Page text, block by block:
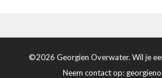
©2026 Georgien Overwater. Wil je
Neem contact op: